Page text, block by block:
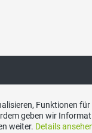
Funktionen
geben wir
weiter. Details